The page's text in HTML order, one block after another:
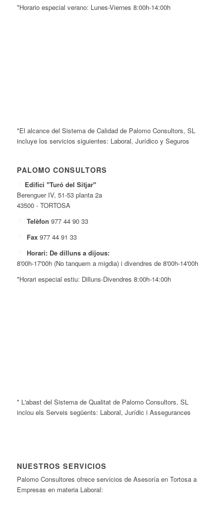
*Horario especial verano: Lunes-Viernes 8:00h-14:00h
*El alcance del Sistema de Calidad de Palomo Consultors, SL
incluye los servicios siguientes: Laboral, Jurídico y Seguros
PALOMO CONSULTORS
Edifici "Turó del Sitjar"
Berenguer IV, 51-53 planta 2a
43500 - TORTOSA
Telèfon 977 44 90 33
Fax 977 44 91 33
Horari: De dilluns a dijous:
8'00h-17'00h (No tanquem a migdia) i divendres de 8'00h-14'00h
*Horari especial estiu: Dilluns-Divendres 8:00h-14:00h
* L'abast del Sistema de Qualitat de Palomo Consultors, SL
inclou els Serveis següents: Laboral, Jurídic i Assegurances
NUESTROS SERVICIOS
Palomo Consultores ofrece servicios de Asesoría en Tortosa a
Empresas en materia Laboral: